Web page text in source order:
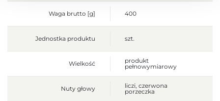
Waga brutto [g] 400
Jednostka produktu szt.
Wielkość
produkt
pełnowymiarowy
Nuty głowy
liczi, czerwona
porzeczka